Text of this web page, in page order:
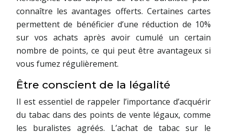
connaître les avantages offerts. Certaines cartes
permettent de bénéficier d’une réduction de 10%
sur vos achats après avoir cumulé un certain
nombre de points, ce qui peut être avantageux si
vous fumez régulièrement.
Être conscient de la légalité
Il est essentiel de rappeler l’importance d’acquérir
du tabac dans des points de vente légaux, comme
les buralistes agréés. L’achat de tabac sur le